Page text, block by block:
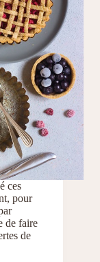
ces
pour
de faire
de